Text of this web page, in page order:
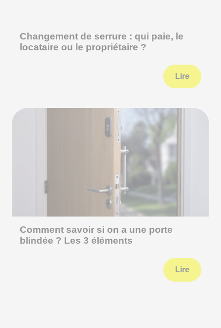
Changement de serrure : qui paie, le
locataire ou le propriétaire ?
Lire
Comment savoir si on a une porte
blindée ? Les 3 éléments
Lire